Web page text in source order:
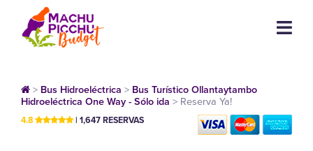
> Bus Hidroeléctrica > Bus Turístico Ollantaytambo
Hidroeléctrica One Way - Sólo ida > Reserva Ya!
4.8 | 1,647 RESERVAS